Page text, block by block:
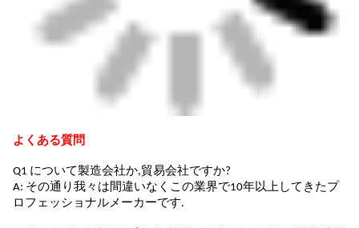
よくある質問
Q1 について 製造会社か,貿易会社ですか?
A: その通り 我々は間違いなくこの業界で10年以上してきたプ
ロフェッショナルメーカーです.